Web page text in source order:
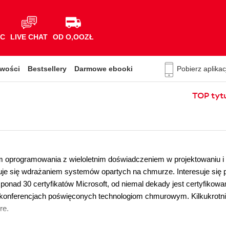
LIVE CHAT OD O,OOZŁ
Bestsellery Darmowe ebooki Pobierz
TOP
oprogramowania z wieloletnim doświadczeniem w projektowaniu
się wdrażaniem systemów opartych na chmurze. Interesuje się
30 certyfikatów Microsoft, od niemal dekady jest
poświęconych technologiom chmurowym.